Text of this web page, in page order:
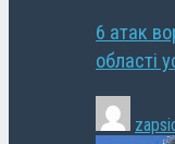
6 атак
області